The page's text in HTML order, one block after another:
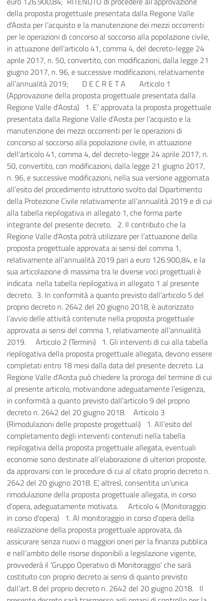
della proposta progettuale presentata dalla Regione Valle
d'Aosta per l’acquisto e la manutenzione dei mezzi occorrenti
per le operazioni di concorso al soccorso alla popolazione civile,
in attuazione dell’articolo 41, comma 4, del decreto-legge 24
aprile 2017, n. 50, convertito, con modificazioni, dalla legge 21
giugno 2017, n. 96, e successive modificazioni, relativamente
all’annualità 2019; D E C R E T A Articolo 1
(Approvazione della proposta progettuale presentata dalla
Regione Valle d'Aosta) 1. E’ approvata la proposta progettuale
presentata dalla Regione Valle d'Aosta per l’acquisto e la
manutenzione dei mezzi occorrenti per le operazioni di
concorso al soccorso alla popolazione civile, in attuazione
dell’articolo 41, comma 4, del decreto-legge 24 aprile 2017, n.
50, convertito, con modificazioni, dalla legge 21 giugno 2017,
n. 96, e successive modificazioni, nella sua versione aggiornata
all’esito del procedimento istruttorio svolto dal Dipartimento
della Protezione Civile relativamente all’annualità 2019 e di cui
alla tabella riepilogativa in allegato 1, che forma parte
integrante del presente decreto. 2. Il contributo che la
Regione Valle d'Aosta potrà utilizzare per l’attuazione della
proposta progettuale approvata ai sensi del comma 1,
relativamente all’annualità 2019 pari a euro 126.900,84, e la
sua articolazione di massima tra le diverse voci progettuali è
indicata nella tabella riepilogativa in allegato 1 al presente
decreto. 3. In conformità a quanto previsto dall’articolo 5 del
proprio decreto n. 2642 del 20 giugno 2018, è autorizzato
l’avvio delle attività contenute nella proposta progettuale
approvata ai sensi del comma 1, relativamente all’annualità
2019. Articolo 2 (Termini) 1. Gli interventi di cui alla tabella
riepilogativa della proposta progettuale allegata, devono essere
completati entro 18 mesi dalla data del presente decreto. La
Regione Valle d'Aosta può chiedere la proroga del termine di cui
al presente articolo, motivandone adeguatamente l’esigenza,
in conformità a quanto previsto dall’articolo 9 del proprio
decreto n. 2642 del 20 giugno 2018. Articolo 3
(Rimodulazioni delle proposte progettuali) 1.All’esito del
completamento degli interventi contenuti nella tabella
riepilogativa della proposta progettuale allegata, eventuali
economie sono destinate all’elaborazione di ulteriori proposte,
da approvarsi con le procedure di cui al citato proprio decreto n.
2642 del 20 giugno 2018. E’, altresì, consentita un’unica
rimodulazione della proposta progettuale allegata, in corso
d’opera, adeguatamente motivata. Articolo 4 (Monitoraggio
in corso d’opera) 1.Al monitoraggio in corso d’opera della
realizzazione della proposta progettuale approvata, da
assicurare senza nuovi o maggiori oneri per la finanza pubblica
e nell’ambito delle risorse disponibili a legislazione vigente,
provvederà il ‘Gruppo Operativo di Monitoraggio’ che sarà
costituito con proprio decreto ai sensi di quanto previsto
dall’art. 8 del proprio decreto n. 2642 del 20 giugno 2018. Il